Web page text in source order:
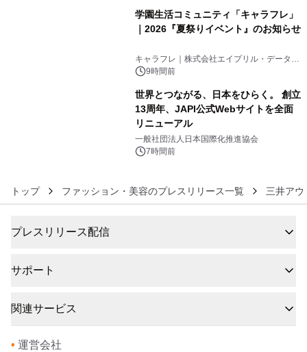
学園生活コミュニティ「キャラフレ」
｜2026『夏祭りイベント』のお知らせ
キャラフレ｜株式会社エイプリル・データ・
デザインズ
9時間前
世界とつながる、日本をひらく。 創立
13周年、JAPI公式Webサイトを全面
リニューアル
一般社団法人日本国際化推進協会
7時間前
トップ ファッション・美容のプレスリリース一覧 三井ア
プレスリリース配信
サポート
関連サービス
• 運営会社